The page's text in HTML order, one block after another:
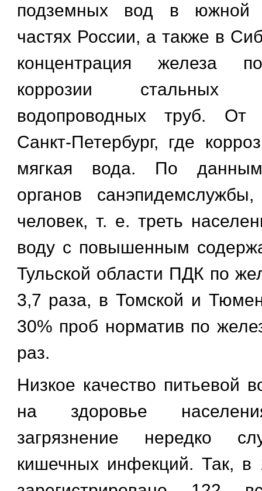
подземных вод в южной
частях России, а также в
концентрация железа
коррозии
водопроводных труб. От
Санкт-Петербург, где
мягкая вода. По данным
органов
человек, т. е. треть
воду с повышенным
Тульской области ПДК по
3,7 раза, в Томской и
30% проб норматив по
раз.
Низкое качество питьевой
на здоровье
загрязнение нередко
кишечных инфекций. Так, в